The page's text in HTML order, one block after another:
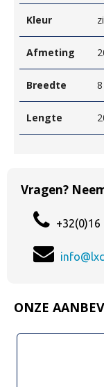
Kleur
Afmeting
Breedte
Lengte
Vragen?
+32(0)16
ONZE